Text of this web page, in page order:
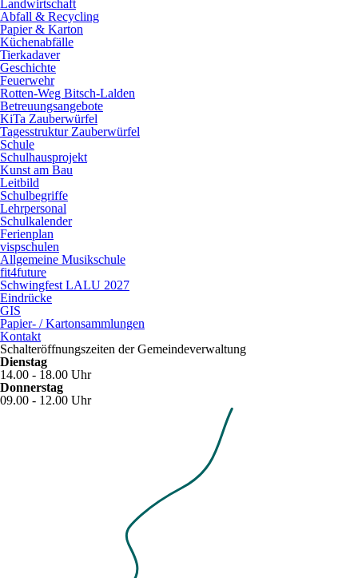
Landwirtschaft
Abfall & Recycling
Papier & Karton
Küchenabfälle
Tierkadaver
Geschichte
Feuerwehr
Rotten-Weg Bitsch-Lalden
Betreuungsangebote
KiTa Zauberwürfel
Tagesstruktur Zauberwürfel
Schule
Schulhausprojekt
Kunst am Bau
Leitbild
Schulbegriffe
Lehrpersonal
Schulkalender
Ferienplan
vispschulen
Allgemeine Musikschule
fit4future
Schwingfest LALU 2027
Eindrücke
GIS
Papier- / Kartonsammlungen
Kontakt
Schalteröffnungszeiten der Gemeindeverwaltung
Dienstag
14.00 - 18.00 Uhr
Donnerstag
09.00 - 12.00 Uhr